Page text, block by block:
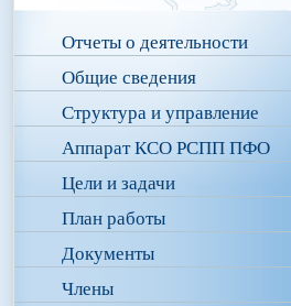
Отчеты о деятельности
Общие сведения
Структура и управление
Аппарат КСО РСПП ПФО
Цели и задачи
План работы
Документы
Члены